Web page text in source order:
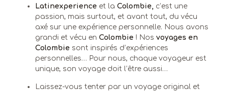
Latinexperience et la Colombie, c’est une
passion, mais surtout, et avant tout, du vécu
axé sur une expérience personnelle. Nous avons
grandi et vécu en Colombie ! Nos voyages en
Colombie sont inspirés d’expériences
personnelles… Pour nous, chaque voyageur est
unique, son voyage doit l’être aussi…
Laissez-vous tenter par un voyage original et